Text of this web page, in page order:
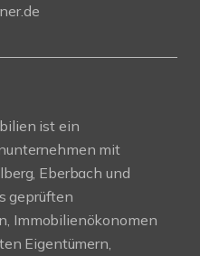
ist ein
mit
Eberbach und
geprüften
Immobilienökonomen
Eigentümern,